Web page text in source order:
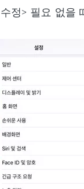
정> 필요 없을